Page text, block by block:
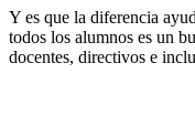
Y es que la diferencia
todos los alumnos es un
docentes, directivos e